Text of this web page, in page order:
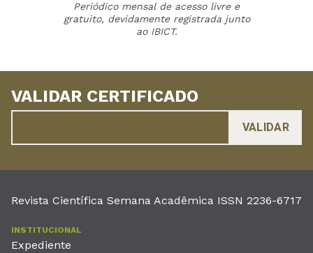
Periódico mensal de acesso livre e
gratuito, devidamente registrada junto
ao IBICT.
VALIDAR CERTIFICADO
Revista Científica Semana Acadêmica ISSN 2236-6717
INSTITUCIONAL
Expediente